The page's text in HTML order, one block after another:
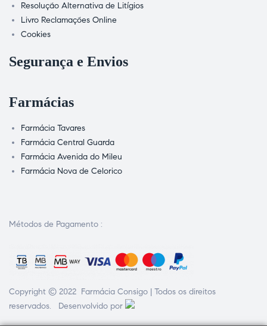
Resolução Alternativa de Litígios
Livro Reclamações Online
Cookies
Segurança e Envios
Farmácias
Farmácia Tavares
Farmácia Central Guarda
Farmácia Avenida do Mileu
Farmácia Nova de Celorico
Métodos de Pagamento :
Copyright © 2022 Farmácia Consigo | Todos os direitos
reservados. Desenvolvido por